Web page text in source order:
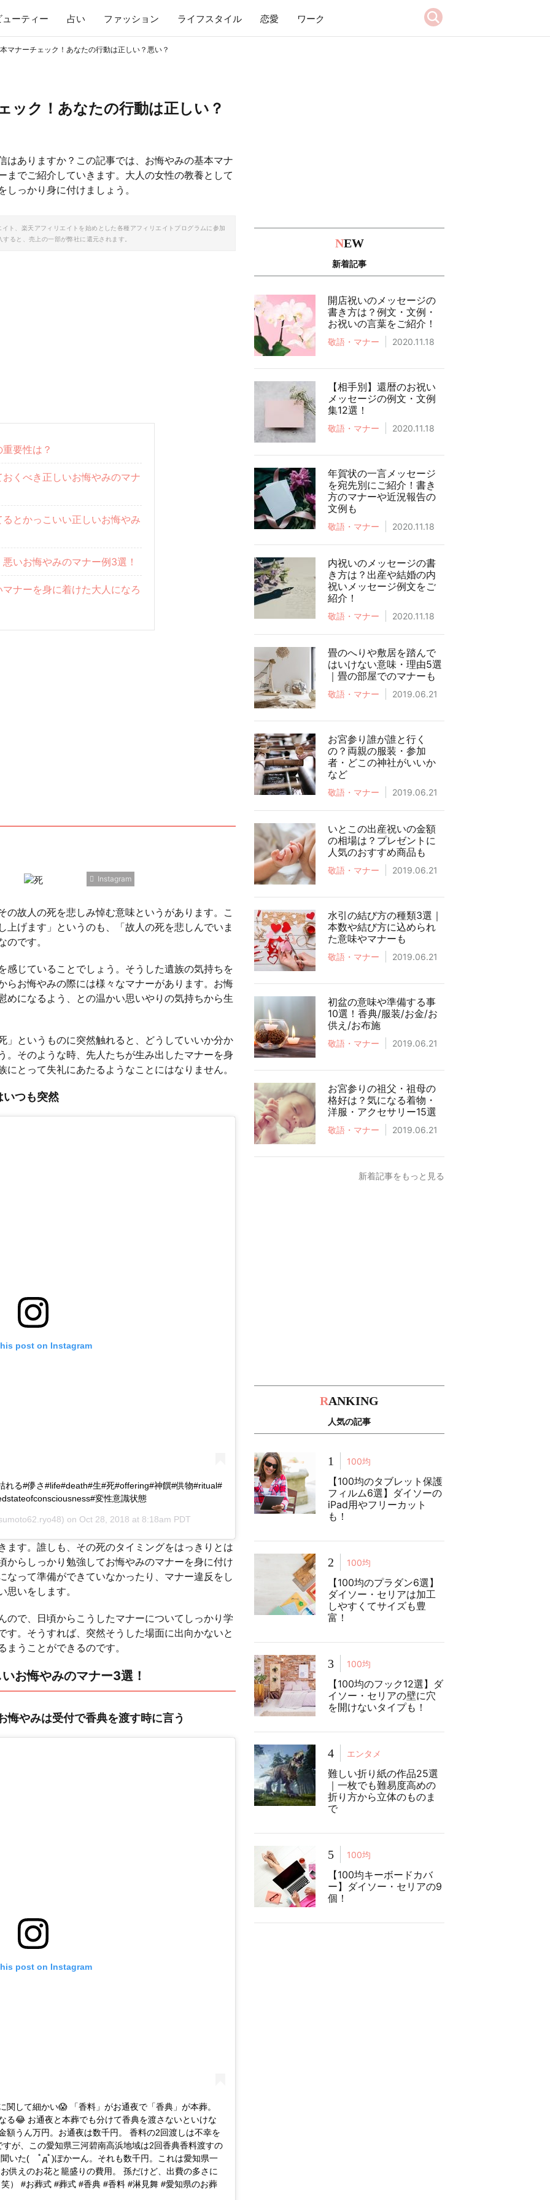
ューティー 占い ファッション ライフスタイル 恋愛 ワーク
マナーチェック！あなたの行動は正しい？悪い？
ック！あなたの行動は正しい？
はありますか？この記事では、お悔やみの基本マナ
までご紹介していきます。大人の女性の教養として
っかり身に付けましょう。
ト、楽天アフィリエイトを始めとした各種アフィリエイトプログラムに参加
ると、売上の一部が弊社に還元されます。
要性は？
くべき正しいお悔やみのマナ
とかっこいい正しいお悔やみ
いお悔やみのマナー例3選！
ナーを身に着けた大人になろ
Instagram
の故人の死を悲しみ悼む意味というがあります。こ
上げます」というのも、「故人の死を悲しんでいま
です。
感じていることでしょう。そうした遺族の気持ちを
らお悔やみの際には様々なマナーがあります。お悔
めになるよう、との温かい思いやりの気持ちから生
」というものに突然触れると、どうしていいか分か
。そのような時、先人たちが生み出したマナーを身
とって失礼にあたるようなことにはなりません。
いつも突然
post on Instagram
れる#儚さ#life#death#生#死#offering#神饌#供物#ritual#
変性意識状態
on Oct 28, 2018 at 8:18am PDT
ます。誰しも、その死のタイミングをはっきりとは
からしっかり勉強してお悔やみのマナーを身に付け
なって準備ができていなかったり、マナー違反をし
いをします。
ので、日頃からこうしたマナーについてしっかり学
す。そうすれば、突然そうした場面に出向かないと
うことができるのです。
お悔やみのマナー3選！
やみは受付で香典を渡す時に言う
post on Instagram
して細かい😱 「香料」がお通夜で「香典」が本葬。
る😂 お通夜と本葬でも分けて香典を渡さないといけな
額うん万円。お通夜は数千円。 香料の2回渡しは不幸を
が、この愛知県三河碧南高浜地域は2回香典香料渡すの
いた( ﾟдﾟ)ぽかーん。それも数千円。これは愛知県一
供えのお花と籠盛りの費用。 孫だけど、出費の多さに
） #お葬式 #葬式 #香典 #香料 #淋見舞 #愛知県のお葬
NEW
新着記事
開店祝いのメッセージの
書き方は？例文・文例・
お祝いの言葉をご紹介！
敬語・マナー 2020.11.18
【相手別】還暦のお祝い
メッセージの例文・文例
集12選！
敬語・マナー 2020.11.18
年賀状の一言メッセージ
を宛先別にご紹介！書き
方のマナーや近況報告の
文例も
敬語・マナー 2020.11.18
内祝いのメッセージの書
き方は？出産や結婚の内
祝いメッセージ例文をご
紹介！
敬語・マナー 2020.11.18
畳のへりや敷居を踏んで
はいけない意味・理由5選
｜畳の部屋でのマナーも
敬語・マナー 2019.06.21
お宮参り誰が誰と行く
の？両親の服装・参加
者・どこの神社がいいか
など
敬語・マナー 2019.06.21
いとこの出産祝いの金額
の相場は？プレゼントに
人気のおすすめ商品も
敬語・マナー 2019.06.21
水引の結び方の種類3選｜
本数や結び方に込められ
た意味やマナーも
敬語・マナー 2019.06.21
初盆の意味や準備する事
10選！香典/服装/お金/お
供え/お布施
敬語・マナー 2019.06.21
お宮参りの祖父・祖母の
格好は？気になる着物・
洋服・アクセサリー15選
敬語・マナー 2019.06.21
新着記事をもっと見る
RANKING
人気の記事
1 100均
【100均のタブレット保護
フィルム6選】ダイソーの
iPad用やフリーカット
も！
2 100均
【100均のプラダン6選】
ダイソー・セリアは加工
しやすくてサイズも豊
富！
3 100均
【100均のフック12選】ダ
イソー・セリアの壁に穴
を開けないタイプも！
4 エンタメ
難しい折り紙の作品25選
｜一枚でも難易度高めの
折り方から立体のものま
で
5 100均
【100均キーボードカバ
ー】ダイソー・セリアの9
個！